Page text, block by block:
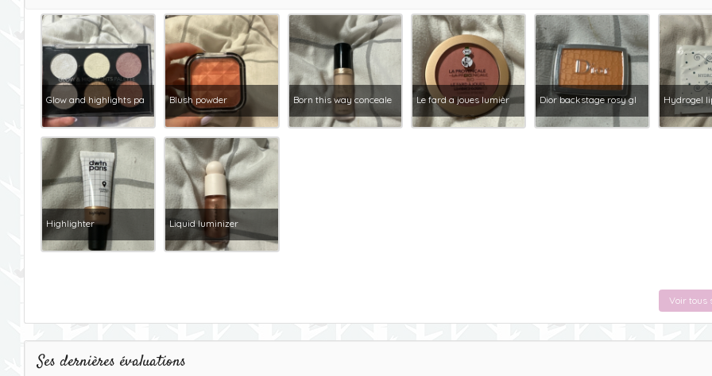
Glow and highlights pa Blush powder Born this way conceale Le fard a joues lumièr Dior backstage rosy gl Hydrogel
Highlighter Liquid luminizer
Voir tous
Ses dernières évaluations